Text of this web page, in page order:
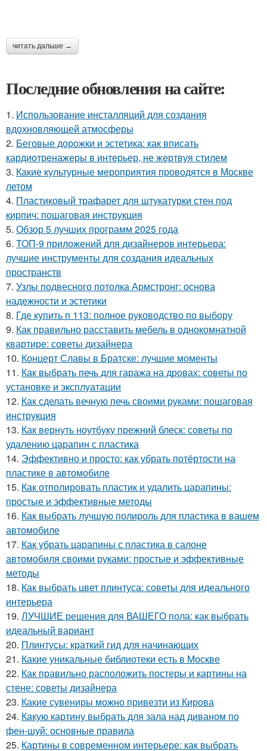
читать дальше →
Последние обновления на сайте:
1. Использование инсталляций для создания
вдохновляющей атмосферы
2. Беговые дорожки и эстетика: как вписать
кардиотренажеры в интерьер, не жертвуя стилем
3. Какие культурные мероприятия проводятся в Москве
летом
4. Пластиковый трафарет для штукатурки стен под
кирпич: пошаговая инструкция
5. Обзор 5 лучших программ 2025 года
6. ТОП-9 приложений для дизайнеров интерьера:
лучшие инструменты для создания идеальных
пространств
7. Узлы подвесного потолка Армстронг: основа
надежности и эстетики
8. Где купить п 113: полное руководство по выбору
9. Как правильно расставить мебель в однокомнатной
квартире: советы дизайнера
10. Концерт Славы в Братске: лучшие моменты
11. Как выбрать печь для гаража на дровах: советы по
установке и эксплуатации
12. Как сделать вечную печь своими руками: пошаговая
инструкция
13. Как вернуть ноутбуку прежний блеск: советы по
удалению царапин с пластика
14. Эффективно и просто: как убрать потёртости на
пластике в автомобиле
15. Как отполировать пластик и удалить царапины:
простые и эффективные методы
16. Как выбрать лучшую полироль для пластика в вашем
автомобиле
17. Как убрать царапины с пластика в салоне
автомобиля своими руками: простые и эффективные
методы
18. Как выбрать цвет плинтуса: советы для идеального
интерьера
19. ЛУЧШИЕ решения для ВАШЕГО пола: как выбрать
идеальный вариант
20. Плинтусы: краткий гид для начинающих
21. Какие уникальные библиотеки есть в Москве
22. Как правильно расположить постеры и картины на
стене: советы дизайнера
23. Какие сувениры можно привезти из Кирова
24. Какую картину выбрать для зала над диваном по
фен-шуй: основные правила
25. Картины в современном интерьере: как выбрать